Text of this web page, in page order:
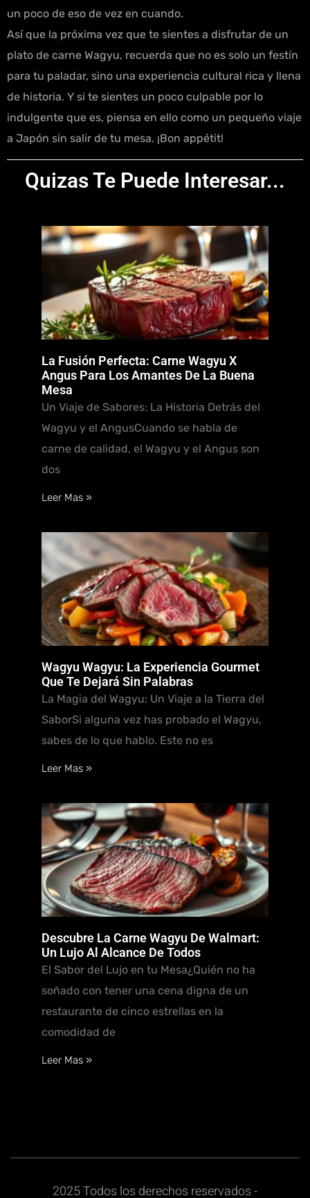
un poco de eso de vez en cuando.
Así que la próxima vez que te sientes a disfrutar de un
plato de carne Wagyu, recuerda que no es solo un festín
para tu paladar, sino una experiencia cultural rica y llena
de historia. Y si te sientes un poco culpable por lo
indulgente que es, piensa en ello como un pequeño viaje
a Japón sin salir de tu mesa. ¡Bon appétit!
Quizas Te Puede Interesar...
La Fusión Perfecta: Carne Wagyu X
Angus Para Los Amantes De La Buena
Mesa
Un Viaje de Sabores: La Historia Detrás del
Wagyu y el AngusCuando se habla de
carne de calidad, el Wagyu y el Angus son
dos
Leer Mas »
Wagyu Wagyu: La Experiencia Gourmet
Que Te Dejará Sin Palabras
La Magia del Wagyu: Un Viaje a la Tierra del
SaborSi alguna vez has probado el Wagyu,
sabes de lo que hablo. Este no es
Leer Mas »
Descubre La Carne Wagyu De Walmart:
Un Lujo Al Alcance De Todos
El Sabor del Lujo en tu Mesa¿Quién no ha
soñado con tener una cena digna de un
restaurante de cinco estrellas en la
comodidad de
Leer Mas »
2025 Todos los derechos reservados -